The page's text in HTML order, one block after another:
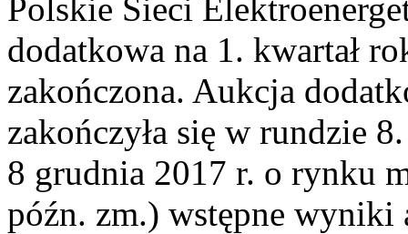
Polskie Sieci
dodatkowa na 1. kwartał
zakończona. Aukcja
zakończyła się w rundzie
8 grudnia 2017 r. o rynku
późn. zm.) wstępne